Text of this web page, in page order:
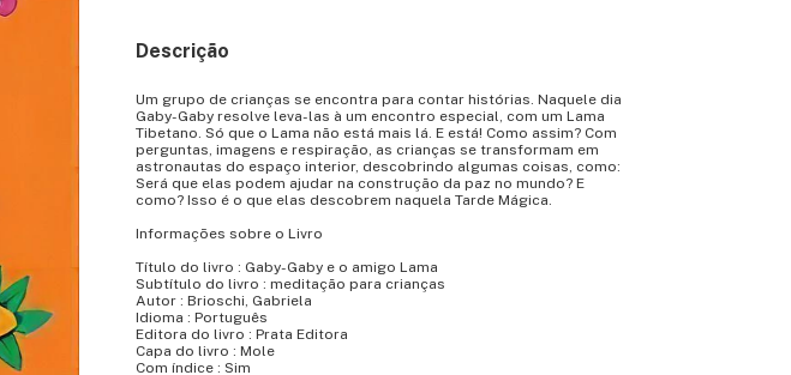
Descrição
Um grupo de crianças se encontra para contar histórias. Naquele dia
Gaby-Gaby resolve leva-las à um encontro especial, com um Lama
Tibetano. Só que o Lama não está mais lá. E está! Como assim? Com
perguntas, imagens e respiração, as crianças se transformam em
astronautas do espaço interior, descobrindo algumas coisas, como:
Será que elas podem ajudar na construção da paz no mundo? E
como? Isso é o que elas descobrem naquela Tarde Mágica.
Informações sobre o Livro
Título do livro : Gaby-Gaby e o amigo Lama
Subtítulo do livro : meditação para crianças
Autor : Brioschi, Gabriela
Idioma : Português
Editora do livro : Prata Editora
Capa do livro : Mole
Com índice : Sim